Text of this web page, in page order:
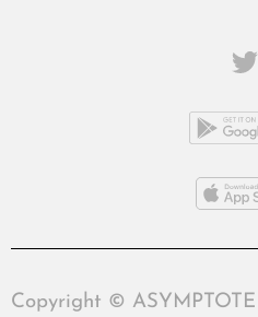
Copyright © ASYMPTOTE